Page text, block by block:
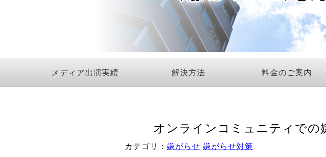
メディア出演実績 解決方法 料金のご案内
オンラインコミュニティでの
カテゴリ： 嫌がらせ 嫌がらせ対策